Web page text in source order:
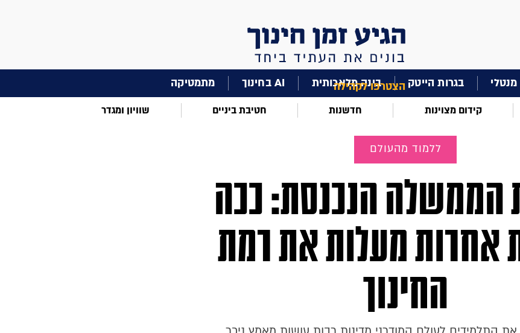
הצטרפו לקהילה מנטלי בגרות הייטק בינה מלאכותית AI בחינוך מתמטיקה
קידום מצוינות חדשנות חטיבת ביניים שוויון ומגדר
ללמוד מהעולם
הממשלה הנכנסת: ככה
אחרות מעלות את רמת
החינוך